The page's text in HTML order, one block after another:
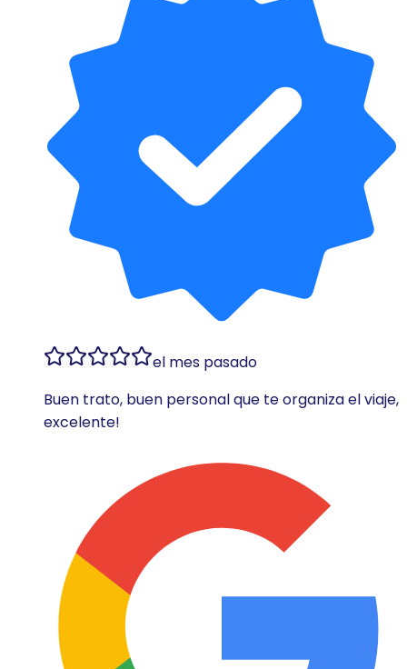
el mes pasado
Buen trato, buen personal que te organiza el viaje,
excelente!